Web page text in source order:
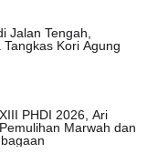
Jalan Tengah,
Kori Agung
PHDI 2026, Ari
Marwah dan